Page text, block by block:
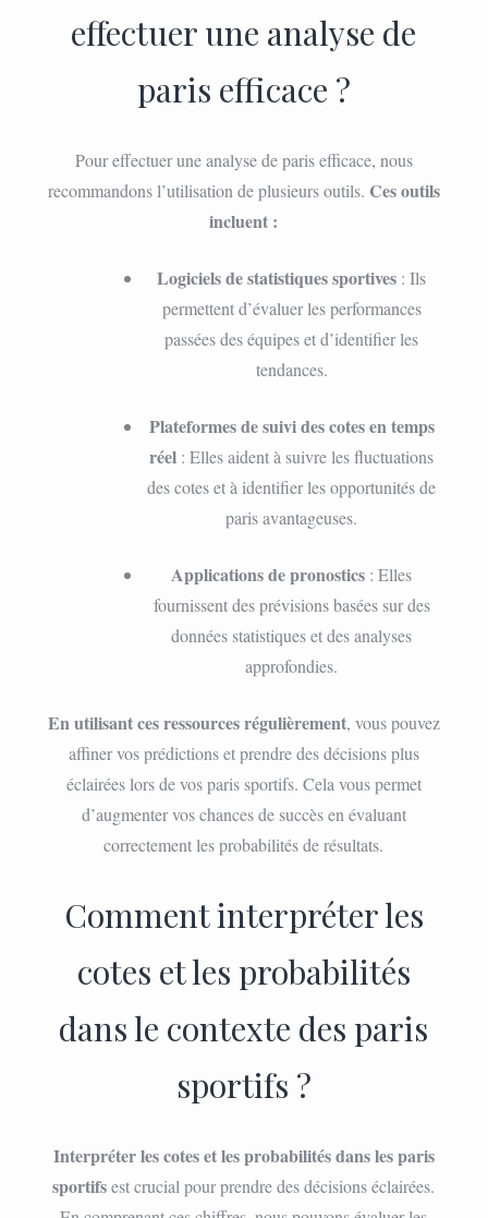
effectuer une analyse de
paris efficace ?
Pour effectuer une analyse de paris efficace, nous
recommandons l’utilisation de plusieurs outils. Ces outils
incluent :
Logiciels de statistiques sportives : Ils
permettent d’évaluer les performances
passées des équipes et d’identifier les
tendances.
Plateformes de suivi des cotes en temps
réel : Elles aident à suivre les fluctuations
des cotes et à identifier les opportunités de
paris avantageuses.
Applications de pronostics : Elles
fournissent des prévisions basées sur des
données statistiques et des analyses
approfondies.
En utilisant ces ressources régulièrement, vous pouvez
affiner vos prédictions et prendre des décisions plus
éclairées lors de vos paris sportifs. Cela vous permet
d’augmenter vos chances de succès en évaluant
correctement les probabilités de résultats.
Comment interpréter les
cotes et les probabilités
dans le contexte des paris
sportifs ?
Interpréter les cotes et les probabilités dans les paris
sportifsest crucial pour prendre des décisions éclairées.